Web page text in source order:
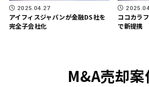
2025.04.27
アイフィスジャパンが金融DS社を
完全子会社化
ココカラ
で新提携
M&A売却案